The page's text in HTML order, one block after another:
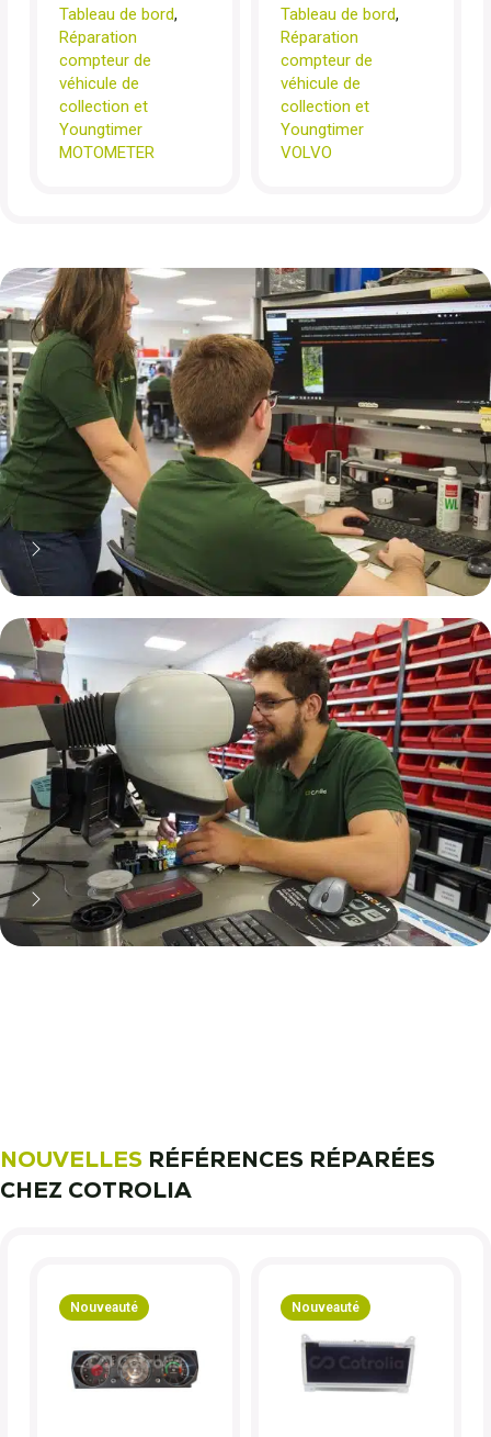
Tableau de bord,
Réparation
compteur de
véhicule de
collection et
Youngtimer
MOTOMETER
Tableau de bord,
Réparation
compteur de
véhicule de
collection et
Youngtimer
VOLVO
70% moins cher qu'une pièce
neuve... mais pas que !
Pourquoi réparer ?
NOUVELLES RÉFÉRENCES RÉPARÉES
CHEZ COTROLIA
Nouveauté Nouveauté